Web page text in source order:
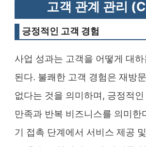
고객 관계 관리
긍정적인 고객 경험
사업 성과는 고객을 어떻게 대
된다. 불쾌한 고객 경험은 재방
없다는 것을 의미하며, 긍정적
만족과 반복 비즈니스를 의미한
기 접촉 단계에서 서비스 제공